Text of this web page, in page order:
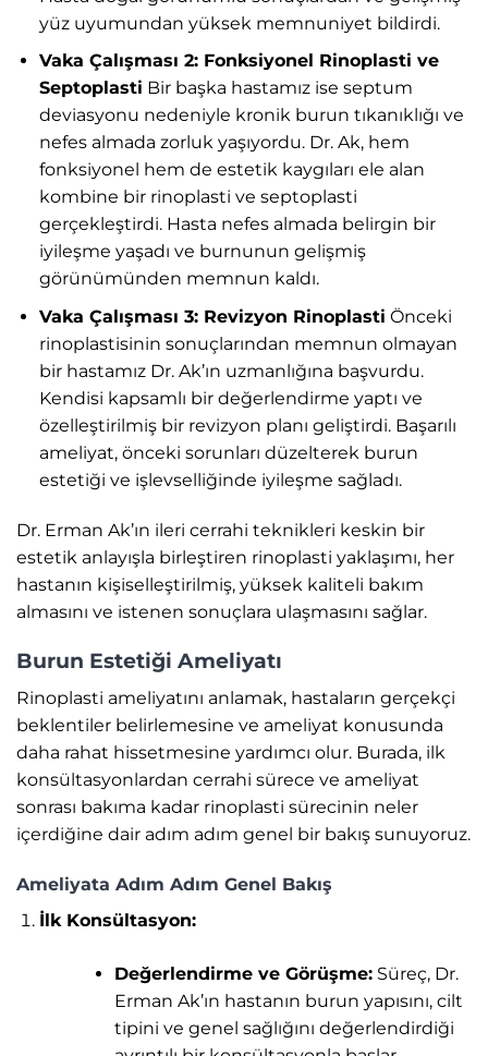
yüz uyumundan yüksek memnuniyet bildirdi.
Vaka Çalışması 2: Fonksiyonel Rinoplasti ve
Septoplasti Bir başka hastamız ise septum
deviasyonu nedeniyle kronik burun tıkanıklığı ve
nefes almada zorluk yaşıyordu. Dr. Ak, hem
fonksiyonel hem de estetik kaygıları ele alan
kombine bir rinoplasti ve septoplasti
gerçekleştirdi. Hasta nefes almada belirgin bir
iyileşme yaşadı ve burnunun gelişmiş
görünümünden memnun kaldı.
Vaka Çalışması 3: Revizyon Rinoplasti Önceki
rinoplastisinin sonuçlarından memnun olmayan
bir hastamız Dr. Ak’ın uzmanlığına başvurdu.
Kendisi kapsamlı bir değerlendirme yaptı ve
özelleştirilmiş bir revizyon planı geliştirdi. Başarılı
ameliyat, önceki sorunları düzelterek burun
estetiği ve işlevselliğinde iyileşme sağladı.
Dr. Erman Ak’ın ileri cerrahi teknikleri keskin bir
estetik anlayışla birleştiren rinoplasti yaklaşımı, her
hastanın kişiselleştirilmiş, yüksek kaliteli bakım
almasını ve istenen sonuçlara ulaşmasını sağlar.
Burun Estetiği Ameliyatı
Rinoplasti ameliyatını anlamak, hastaların gerçekçi
beklentiler belirlemesine ve ameliyat konusunda
daha rahat hissetmesine yardımcı olur. Burada, ilk
konsültasyonlardan cerrahi sürece ve ameliyat
sonrası bakıma kadar rinoplasti sürecinin neler
içerdiğine dair adım adım genel bir bakış sunuyoruz.
Ameliyata Adım Adım Genel Bakış
İlk Konsültasyon:
Değerlendirme ve Görüşme:Süreç, Dr.
Erman Ak’ın hastanın burun yapısını, cilt
tipini ve genel sağlığını değerlendirdiği